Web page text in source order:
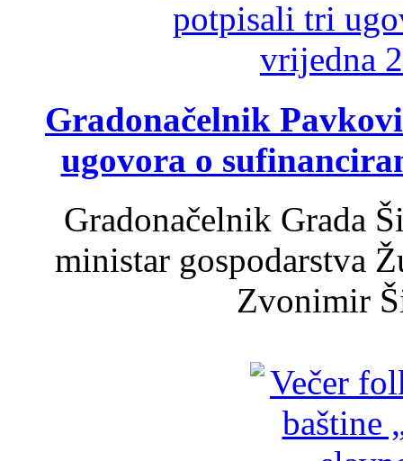
Gradonačelnik
ugovora o
Gradonačelnik Grada
ministar gospodarstva
Zvonimir